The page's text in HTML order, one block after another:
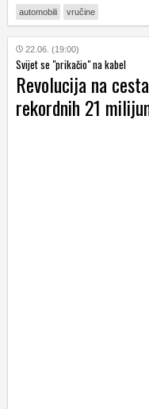
automobili vručine
22.06. (19:00)
Svijet se "prikačio" na kabel
Revolucija na
rekordnih 21